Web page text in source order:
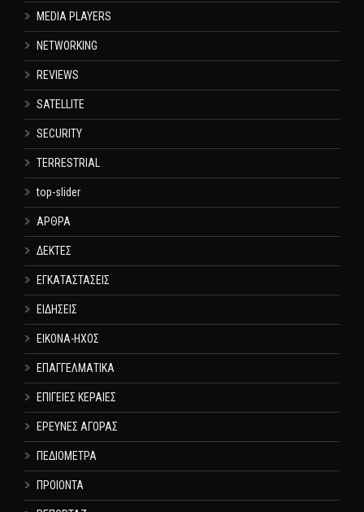
MEDIA PLAYERS
NETWORKING
REVIEWS
SATELLITE
SECURITY
TERRESTRIAL
top-slider
ΑΡΘΡΑ
ΔΕΚΤΕΣ
ΕΓΚΑΤΑΣΤΑΣΕΙΣ
ΕΙΔΗΣΕΙΣ
ΕΙΚΟΝΑ-ΗΧΟΣ
ΕΠΑΓΓΕΛΜΑΤΙΚΑ
ΕΠΙΓΕΙΕΣ ΚΕΡΑΙΕΣ
ΕΡΕΥΝΕΣ ΑΓΟΡΑΣ
ΠΕΔΙΟΜΕΤΡΑ
ΠΡΟΙΟΝΤΑ